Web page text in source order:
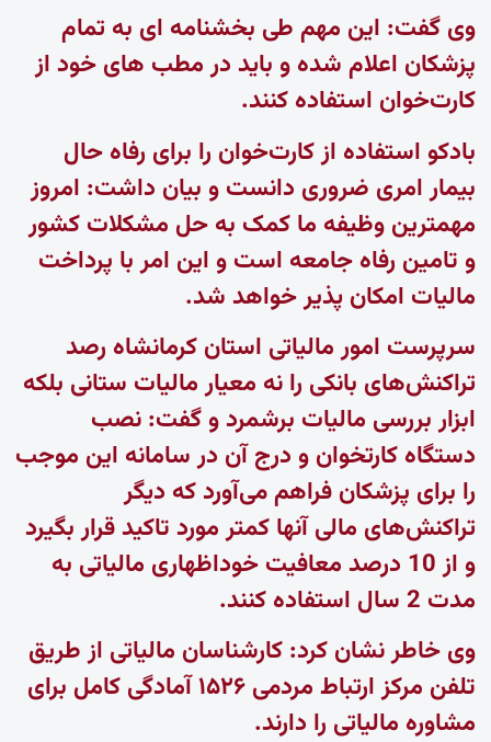
وی گفت: این مهم طی بخشنامه ای به تمام
پزشکان اعلام شده و باید در مطب های خود از
کارت‌خوان استفاده کنند.
بادکو استفاده از کارت‌خوان را برای رفاه حال
بیمار امری ضروری دانست و بیان داشت: امروز
مهمترین وظیفه ما کمک به حل مشکلات کشور
و تامین رفاه جامعه است و این امر با پرداخت
مالیات امکان پذیر خواهد شد.
سرپرست امور مالیاتی استان کرمانشاه رصد
تراکنش‌های بانکی را نه معیار مالیات ستانی بلکه
ابزار بررسی مالیات‌ برشمرد و گفت: نصب
دستگاه کارتخوان و درج آن در سامانه این موجب
را برای پزشکان فراهم می‌آورد که دیگر
تراکنش‌های مالی آنها کمتر مورد تاکید قرار بگیرد
و از 10 درصد معافیت خوداظهاری مالیاتی به
مدت 2 سال استفاده کنند.
وی خاطر نشان کرد: کارشناسان مالیاتی از طریق
تلفن مرکز ارتباط مردمی ۱۵۲۶ آمادگی کامل برای
مشاوره مالیاتی را دارند.